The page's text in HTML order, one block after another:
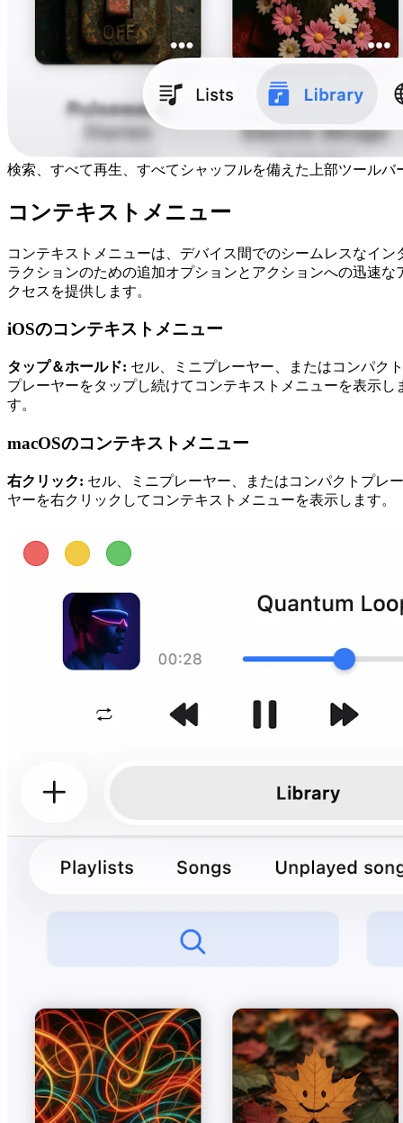
検索、すべて再生、すべてシャッフルを備えた上部ツールバ
コンテキストメニュー
コンテキストメニューは、デバイス間でのシームレスなイン
ラクションのための追加オプションとアクションへの迅速な
クセスを提供します。
iOSのコンテキストメニュー
タップ＆ホールド: セル、ミニプレーヤー、またはコンパクト
プレーヤーをタップし続けてコンテキストメニューを表示し
す。
macOSのコンテキストメニュー
右クリック: セル、ミニプレーヤー、またはコンパクトプレー
ヤーを右クリックしてコンテキストメニューを表示します。